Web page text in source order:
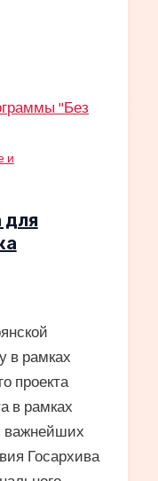
и
для
в рамках
проекта
в рамках
важнейших
Госархива